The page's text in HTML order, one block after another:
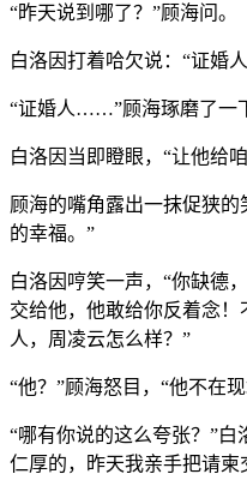
“昨天说到哪了？”顾海问。
白洛因打着哈欠说：“证婚
“证婚人……”顾海琢磨了一
白洛因当即瞪眼，“让他给
顾海的嘴角露出一抹促狭
的幸福。”
白洛因哼笑一声，“你缺德
交给他，他敢给你反着念
人，周凌云怎么样？”
“他？”顾海怒目，“他不在
“哪有你说的这么夸张？”
仁厚的，昨天我亲手把请